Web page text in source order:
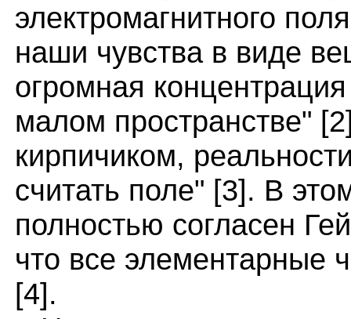
электромагнитного
наши чувства в виде
огромная
малом пространстве"
кирпичиком,
считать поле" [3]. В
полностью согласен
что все элементарные
[4].